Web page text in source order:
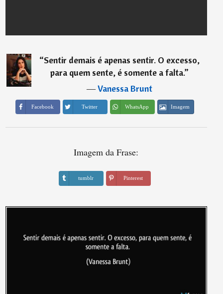
“Sentir demais é apenas sentir. O excesso,
para quem sente, é somente a falta.”
―Vanessa Brunt
Facebook Twitter WhatsApp Imagem
Imagem da Frase:
tumblr Pinterest